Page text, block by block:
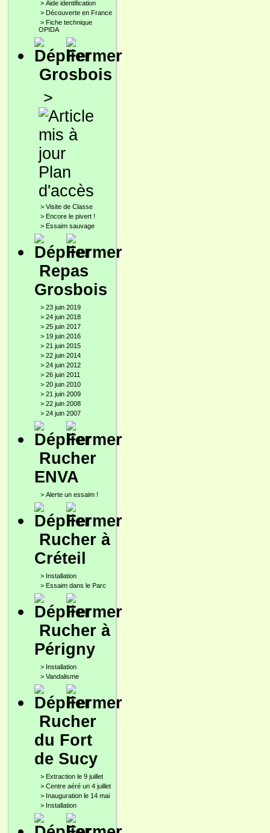
> Aide identification
> Découverte en France
> Fiche technique
OPIDA
Grosbois
>
Plan
d'accès
> Visite de Classe
> Encore le pivert !
> Essaim sauvage
Repas
Grosbois
> 23 juin 2019
> 24 juin 2018
> 25 juin 2017
> 19 juin 2016
> 21 juin 2015
> 22 juin 2014
> 24 juin 2012
> 26 juin 2011
> 20 juin 2010
> 21 juin 2009
> 22 juin 2008
> 24 juin 2007
Rucher
ENVA
> Alerte un essaim !
Rucher à
Créteil
> Installation
> Essaim dans le Parc
Rucher à
Périgny
> Installation
> Vandalisme
Rucher
du Fort
de Sucy
> Extraction le 9 juillet
> Centre aéré un 4 juillet
> Inauguration le 14 mai
> Installation